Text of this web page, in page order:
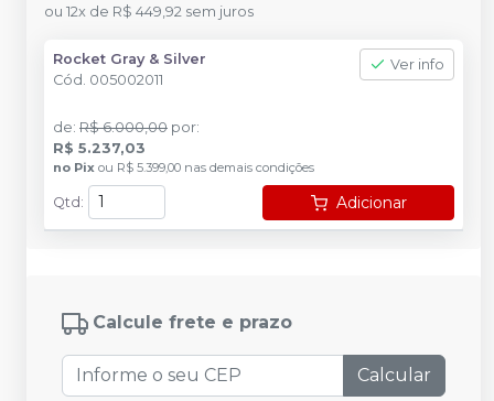
ou 12x de R$ 449,92 sem juros
Rocket Gray & Silver
Cód. 005002011
Ver info
de: R$ 6.000,00 por:
R$ 5.237,03
no Pix ou R$ 5.399,00 nas demais condições
Qtd : Adicionar
Calcule frete e prazo
Calcular